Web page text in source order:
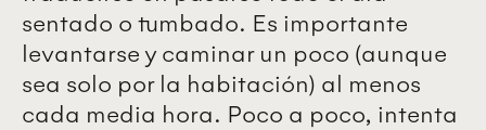
sentado o tumbado. Es importante
levantarse y caminar un poco (aunque
sea solo por la habitación) al menos
cada media hora. Poco a poco, intenta